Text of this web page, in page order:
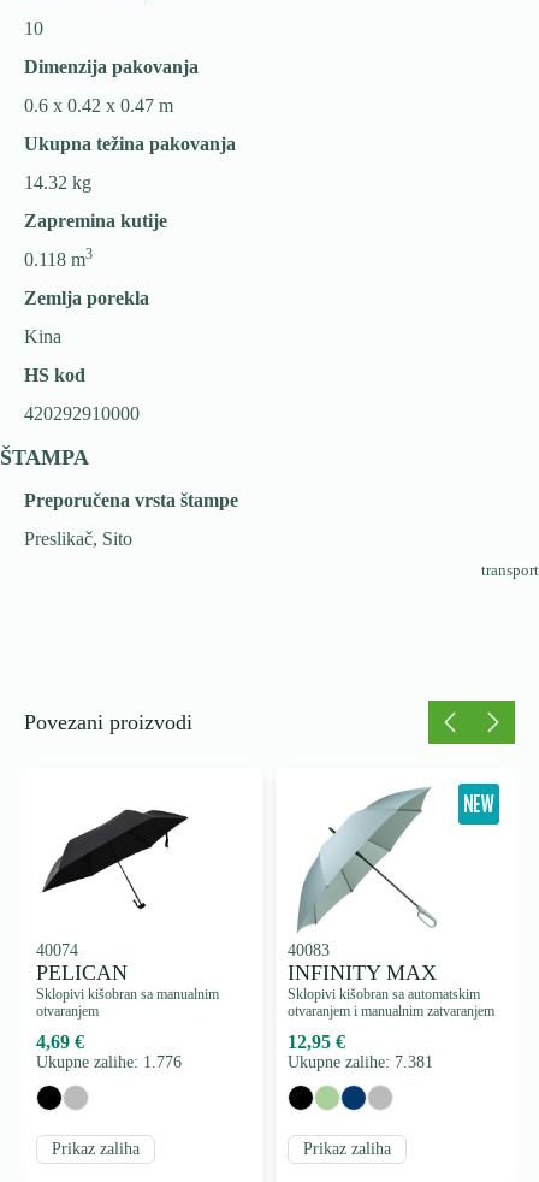
10
Dimenzija pakovanja
0.6 x 0.42 x 0.47 m
Ukupna težina pakovanja
14.32 kg
Zapremina kutije
0.118 m3
Zemlja porekla
Kina
HS kod
420292910000
ŠTAMPA
Preporučena vrsta štampe
Preslikač, Sito
transport
Povezani proizvodi
40074
PELICAN
Sklopivi kišobran sa manualnim
otvaranjem
4,69 €
Ukupne zalihe: 1.776
Prikaz zaliha
40083
INFINITY MAX
Sklopivi kišobran sa automatskim
otvaranjem i manualnim zatvaranjem
12,95 €
Ukupne zalihe: 7.381
Prikaz zaliha